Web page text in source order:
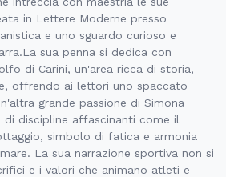
in Lettere Moderne presso
e uno sguardo curioso e
sua penna si dedica con
di Carini, un'area ricca di storia,
offrendo ai lettori uno spaccato
grande passione di Simona
discipline affascinanti come il
simbolo di fatica e armonia
La sua narrazione sportiva non si
e i valori che animano atleti e